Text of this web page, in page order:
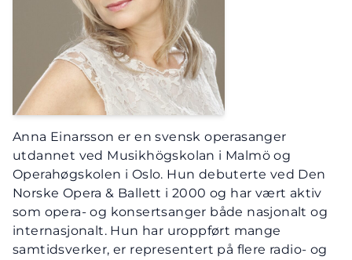
Anna Einarsson er en svensk operasanger
utdannet ved Musikhögskolan i Malmö og
Operahøgskolen i Oslo. Hun debuterte ved Den
Norske Opera & Ballett i 2000 og har vært aktiv
som opera- og konsertsanger både nasjonalt og
internasjonalt. Hun har uroppført mange
samtidsverker, er representert på flere radio- og